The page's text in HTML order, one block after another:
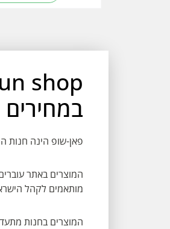
במחירים
פאן-שופ הינה חנות
המוצרים באתר
מותאמים לקהל
המוצרים בחנות